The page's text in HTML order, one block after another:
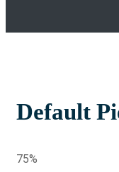
Default
75%